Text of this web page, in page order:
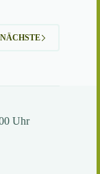
NÄCHSTE
Uhr